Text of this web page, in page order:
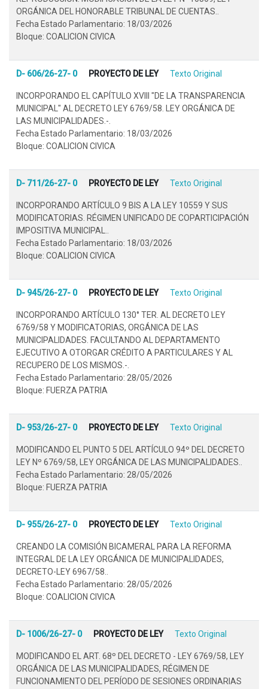
ORGÁNICA DEL HONORABLE TRIBUNAL DE CUENTAS..
Fecha Estado Parlamentario: 18/03/2026
Bloque: COALICION CIVICA
D- 606/26-27- 0 PROYECTO DE LEY Texto Original
INCORPORANDO EL CAPÍTULO XVIII "DE LA TRANSPARENCIA
MUNICIPAL" AL DECRETO LEY 6769/58. LEY ORGÁNICA DE
LAS MUNICIPALIDADES.-.
Fecha Estado Parlamentario: 18/03/2026
Bloque: COALICION CIVICA
D- 711/26-27- 0 PROYECTO DE LEY Texto Original
INCORPORANDO ARTÍCULO 9 BIS A LA LEY 10559 Y SUS
MODIFICATORIAS. RÉGIMEN UNIFICADO DE COPARTICIPACIÓN
IMPOSITIVA MUNICIPAL..
Fecha Estado Parlamentario: 18/03/2026
Bloque: COALICION CIVICA
D- 945/26-27- 0 PROYECTO DE LEY Texto Original
INCORPORANDO ARTÍCULO 130° TER. AL DECRETO LEY
6769/58 Y MODIFICATORIAS, ORGÁNICA DE LAS
MUNICIPALIDADES. FACULTANDO AL DEPARTAMENTO
EJECUTIVO A OTORGAR CRÉDITO A PARTICULARES Y AL
RECUPERO DE LOS MISMOS.-.
Fecha Estado Parlamentario: 28/05/2026
Bloque: FUERZA PATRIA
D- 953/26-27- 0 PROYECTO DE LEY Texto Original
MODIFICANDO EL PUNTO 5 DEL ARTÍCULO 94º DEL DECRETO
LEY Nº 6769/58, LEY ORGÁNICA DE LAS MUNICIPALIDADES..
Fecha Estado Parlamentario: 28/05/2026
Bloque: FUERZA PATRIA
D- 955/26-27- 0 PROYECTO DE LEY Texto Original
CREANDO LA COMISIÓN BICAMERAL PARA LA REFORMA
INTEGRAL DE LA LEY ORGÁNICA DE MUNICIPALIDADES,
DECRETO-LEY 6967/58..
Fecha Estado Parlamentario: 28/05/2026
Bloque: COALICION CIVICA
D- 1006/26-27- 0 PROYECTO DE LEY Texto Original
MODIFICANDO EL ART. 68º DEL DECRETO - LEY 6769/58, LEY
ORGÁNICA DE LAS MUNICIPALIDADES, RÉGIMEN DE
FUNCIONAMIENTO DEL PERÍODO DE SESIONES ORDINARIAS